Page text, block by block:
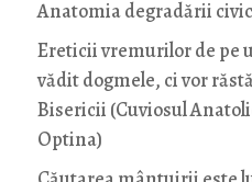
Anatomia degradării
Ereticii vremurilor de pe
vădit dogmele, ci vor
Bisericii (Cuviosul
Optina)